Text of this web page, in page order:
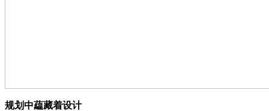
规划中藴藏着设计